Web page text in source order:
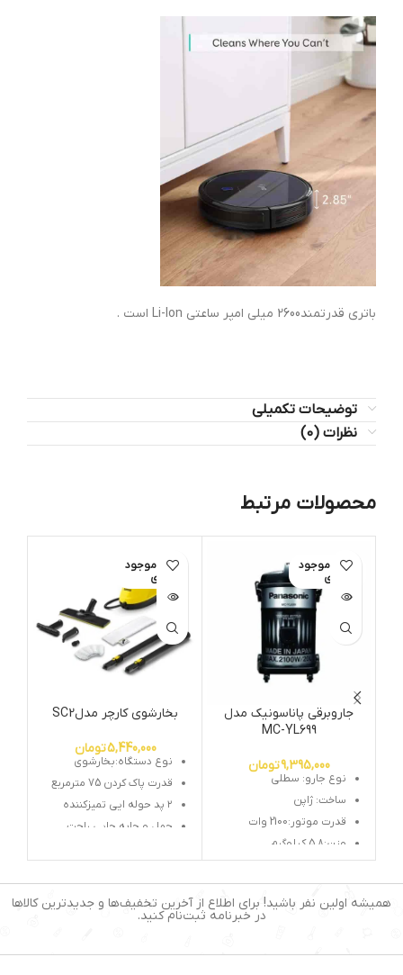
باتری قدرتمند2600 میلی امپر ساعتی Li-Ion است .
توضیحات تکمیلی
نظرات (0)
محصولات مرتبط
اتمام موجود
ی
جاروبرقی پاناسونیک مدل
MC-YL699
9,395,000تومان
نوع جارو: سطلی
ساخت: ژاپن
قدرت موتور:2100 وات
وزن:5.8 کیلوگرم
ظرفیت مخزن زباله:20لیتر
میزان صدا:86 دسی بل
اتمام موجود
ی
بخارشوی کارچر مدلSC2
5,440,000تومان
نوع دستگاه:بخارشوی
قدرت پاک کردن 75 مترمربع
۲ پد حوله ایی تمیزکننده
حمل و جابه جایی راحت
قفل کودک دستگاه
طراحی بسیار زیبا
همیشه اولین نفر باشید! برای اطلاع از آخرین تخفیف‌ها و جدیدترین کالاها
در خبرنامه ثبت‌نام کنید.